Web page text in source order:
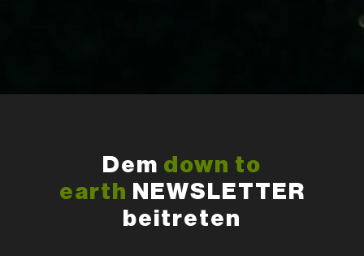
Dem down to
earth NEWSLETTER
beitreten